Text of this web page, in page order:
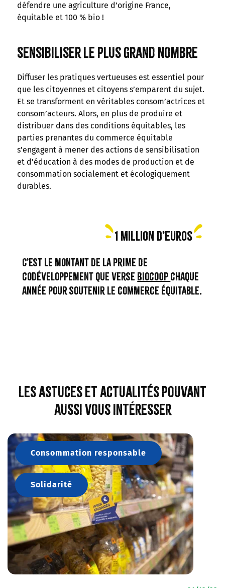
défendre une agriculture d’origine France,
équitable et 100 % bio !
Sensibiliser le plus grand nombre
Diffuser les pratiques vertueuses est essentiel pour
que les citoyennes et citoyens s’emparent du sujet.
Et se transforment en véritables consom’actrices et
consom’acteurs. Alors, en plus de produire et
distribuer dans des conditions équitables, les
parties prenantes du commerce équitable
s’engagent à mener des actions de sensibilisation
et d’éducation à des modes de production et de
consommation socialement et écologiquement
durables.
1 million d’euros
C’est le montant de la prime de
codéveloppement que verse Biocoopchaque
année pour soutenir le commerce équitable.
Les astuces et actualités pouvant
aussi vous intéresser
Consommation responsable
Solidarité